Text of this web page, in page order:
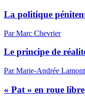
La politique
Par Marc Chevrier
Le principe de
Par Marie-Andrée
« Pat » en roue libre